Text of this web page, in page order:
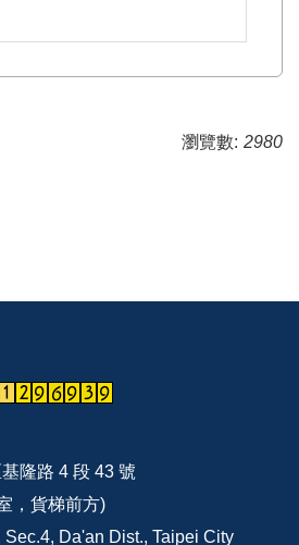
瀏覽數: 2980
隆路 4 段 43 號
，貨梯前方)
Da'an Dist., Taipei City